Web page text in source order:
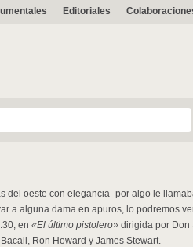
Editoriales
del oeste con elegancia -por algo le
a alguna dama en apuros, lo podremos
en «El último pistolero» dirigida por Don
Ron Howard y James Stewart.